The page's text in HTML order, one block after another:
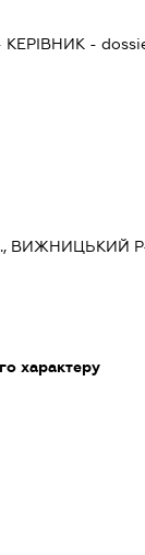
КЕРІВНИК -
ВИЖНИЦЬКИЙ
характеру